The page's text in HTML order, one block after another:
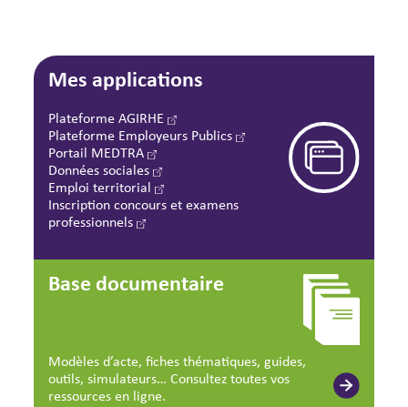
Mes applications
Plateforme AGIRHE
Plateforme Employeurs Publics
Portail MEDTRA
Données sociales
Emploi territorial
Inscription concours et examens
professionnels
Base documentaire
Modèles d’acte, fiches thématiques, guides,
outils, simulateurs… Consultez toutes vos
ressources en ligne.